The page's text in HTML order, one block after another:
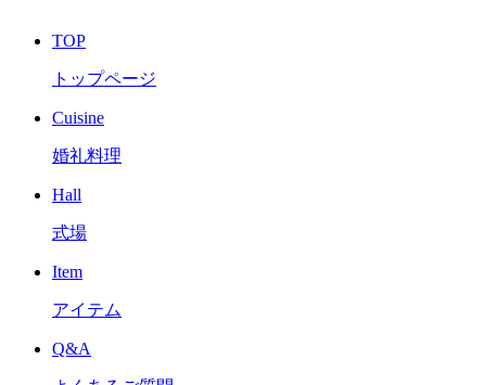
TOP
トップページ
Cuisine
婚礼料理
Hall
式場
Item
アイテム
Q&A